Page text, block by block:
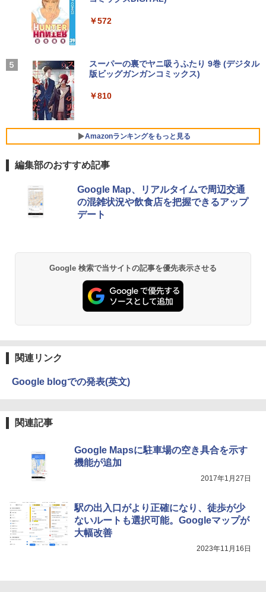
ンキー Windows11 中古 PC 中古ノート
￥14,800
に最適 無線LAN Wi-Fi搭載 Bluetooth対
応 Webカメラ内蔵 ZOOM対応 富士通 A
証 送料無料
￥22,480
Wi-Fi6/ Office付きWindows11/ Win11
中古ノートパソコン 中古パソコン 中古P
C タブレット 税込送料無料 即日発送
￥20,990
DSパネル液晶ディスプレイ ［23.8型 /フ
ルHD(1920×1080) /ワイド］ ブラック
BenQ 27型液晶ディスプレイ アイケアG
Wシリーズ ブラック GW2791 [GW2791]
【RNH】
￥16,300
信じていた仲間達にダンジョン奥地で殺
されかけたがギフト『無限ガチャ』でレ
ィーメンバーと世界に復讐＆『ざま
￥792
るーとゅーす コードレス ENCノイズキャン
￥1,964
￥3,480
BUGS LIFE
art Basic)
【Amazon.co.jp限定】 伊藤園 磨かれて、澄
] [ 水 ] [ ペットボトル ] [ 箱買い ] [ ストック
￥998
￥572
スーパーの裏でヤニ吸うふたり 9巻 (デジタル
版ビッグガンガンコミックス)
￥810
Amazonランキングをもっと見る
編集部のおすすめ記事
Google Map、リアルタイムで周辺交通
の混雑状況や飲食店を把握できるアップ
デート
Google 検索で当サイトの記事を優先表示させる
関連リンク
Google blogでの発表(英文)
関連記事
Google Mapsに駐車場の空き具合を示す
機能が追加
2017年1月27日
駅の出入口がより正確になり、徒歩が少
ないルートも選択可能。Googleマップが
大幅改善
2023年11月16日